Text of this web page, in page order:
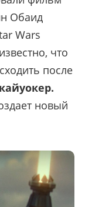
Обаид
Wars
что
после
новый